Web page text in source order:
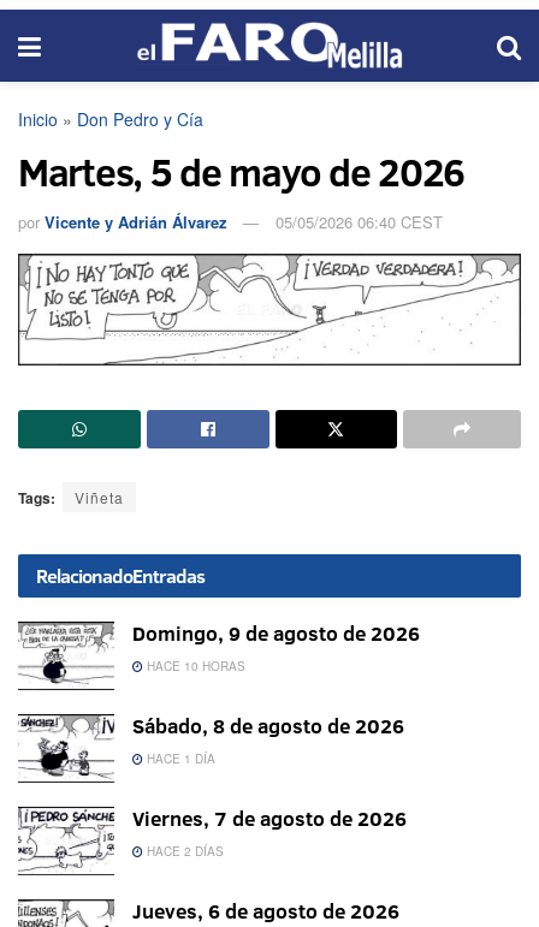
Inicio » Don Pedro y Cía
Martes, 5 de mayo de 2026
por Vicente y Adrián Álvarez 05/05/2026 06:40 CEST
Tags: Viñeta
RelacionadoEntradas
Domingo, 9 de agosto de 2026
HACE 10 HORAS
Sábado, 8 de agosto de 2026
HACE 1 DÍA
Viernes, 7 de agosto de 2026
HACE 2 DÍAS
Jueves, 6 de agosto de 2026